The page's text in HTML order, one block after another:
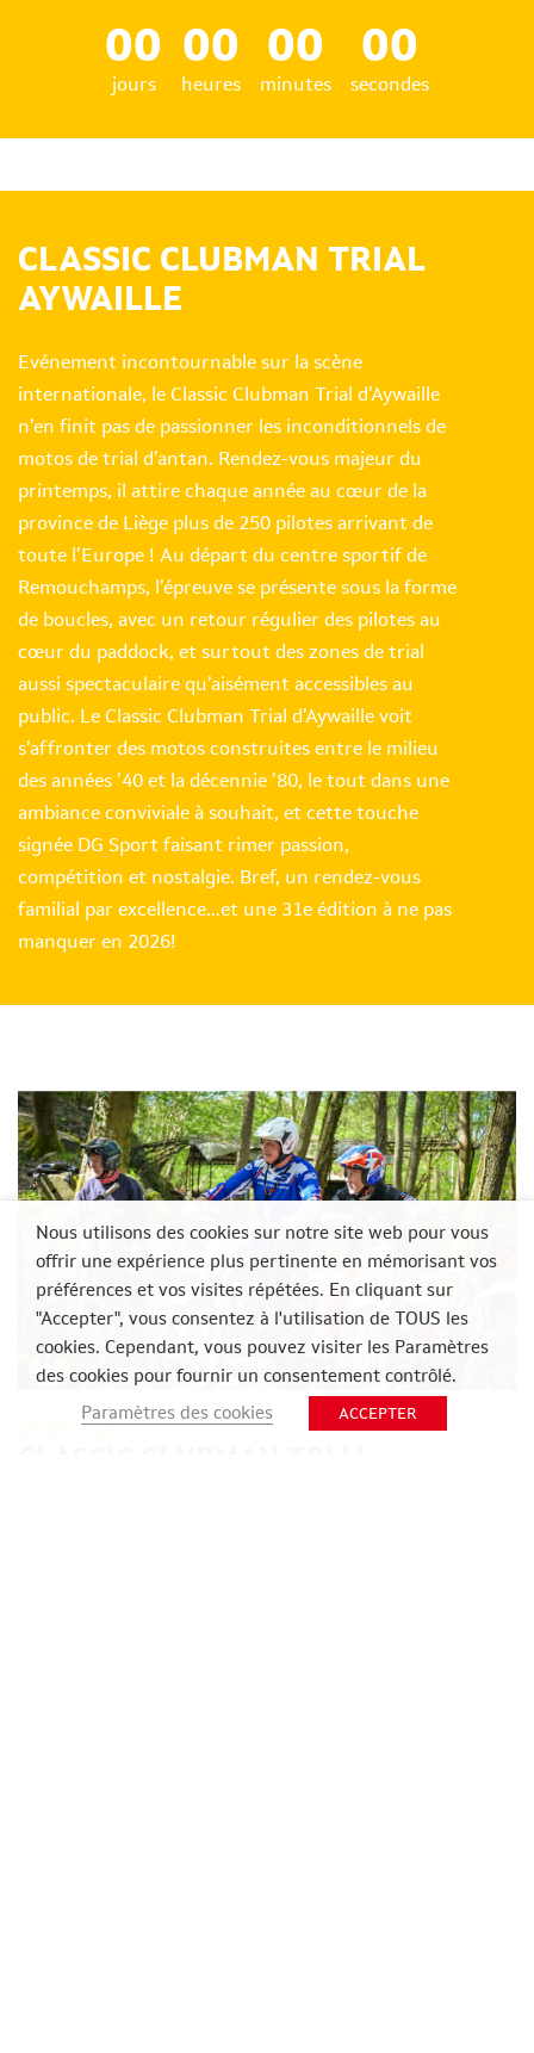
00
jours
00
heures
00
minutes
00
secondes
CLASSIC CLUBMAN TRIAL
AYWAILLE
Evénement incontournable sur la scène
internationale, le Classic Clubman Trial d’Aywaille
n’en finit pas de passionner les inconditionnels de
motos de trial d’antan. Rendez-vous majeur du
printemps, il attire chaque année au cœur de la
province de Liège plus de 250 pilotes arrivant de
toute l’Europe ! Au départ du centre sportif de
Remouchamps, l’épreuve se présente sous la forme
de boucles, avec un retour régulier des pilotes au
cœur du paddock, et surtout des zones de trial
aussi spectaculaire qu’aisément accessibles au
public. Le Classic Clubman Trial d’Aywaille voit
s’affronter des motos construites entre le milieu
des années ’40 et la décennie ’80, le tout dans une
ambiance conviviale à souhait, et cette touche
signée DG Sport faisant rimer passion,
compétition et nostalgie. Bref, un rendez-vous
familial par excellence…et une 31e édition à ne pas
manquer en 2026!
19/03/2026
Nous utilisons des cookies sur notre site web pour vous
offrir une expérience plus pertinente en mémorisant vos
préférences et vos visites répétées. En cliquant sur
"Accepter", vous consentez à l'utilisation de TOUS les
cookies. Cependant, vous pouvez visiter les Paramètres
des cookies pour fournir un consentement contrôlé.
Paramètres des cookies
ACCEPTER